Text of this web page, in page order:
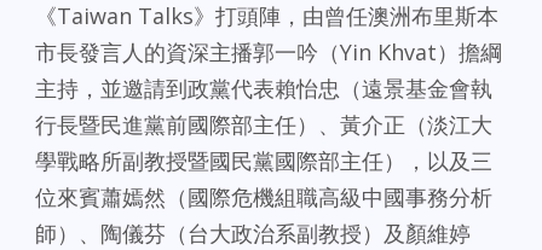
《Taiwan Talks》打頭陣，由曾任澳洲布里斯本
市長發言人的資深主播郭一吟（Yin Khvat）擔綱
主持，並邀請到政黨代表賴怡忠（遠景基金會執
行長暨民進黨前國際部主任）、黃介正（淡江大
學戰略所副教授暨國民黨國際部主任），以及三
位來賓蕭嫣然（國際危機組職高級中國事務分析
師）、陶儀芬（台大政治系副教授）及顏維婷